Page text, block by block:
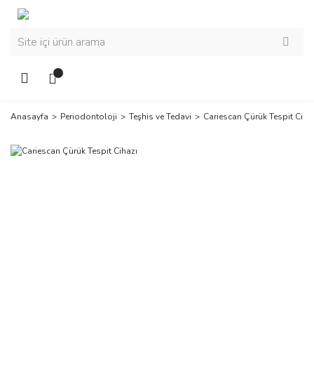
Anasayfa Periodontoloji Teşhis ve Tedavi Cariescan Çürük Tespit